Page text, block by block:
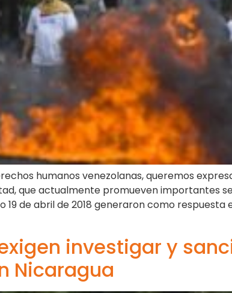
humanos venezolanas, queremos
que actualmente promueven importantes
19 de abril de 2018 generaron como
investigar y
Nicaragua